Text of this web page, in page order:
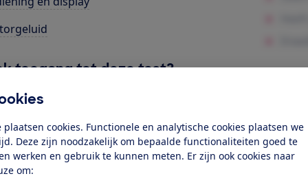
plaatsen cookies. Functionele en analytische cookies plaatsen we
Deze zijn noodzakelijk om bepaalde functionaliteiten goed te
werken en gebruik te kunnen meten. Er zijn ook cookies naar
om:
toegang tot deze test?
Al lid? Log in